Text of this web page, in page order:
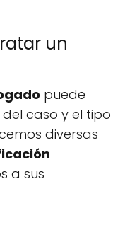
un
puede
caso y el tipo
diversas
a sus